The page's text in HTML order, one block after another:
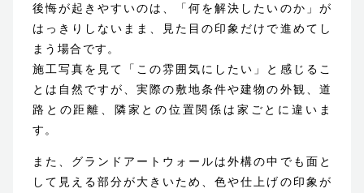
後悔が起きやすいのは、「何を解決したいのか」が
はっきりしないまま、見た目の印象だけで進めてし
まう場合です。
施工写真を見て「この雰囲気にしたい」と感じるこ
とは自然ですが、実際の敷地条件や建物の外観、道
路との距離、隣家との位置関係は家ごとに違いま
す。
また、グランドアートウォールは外構の中でも面と
して見える部分が大きいため、色や仕上げの印象が